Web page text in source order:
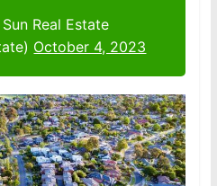
Real Estate
October 4, 2023